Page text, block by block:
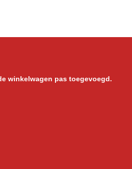
winkelwagen pas toegevoegd.